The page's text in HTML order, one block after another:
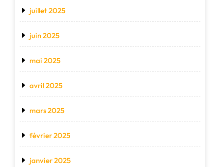
juillet 2025
juin 2025
mai 2025
avril 2025
mars 2025
février 2025
janvier 2025